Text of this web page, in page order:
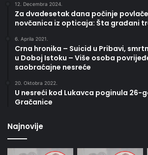
12. Decembra 2024.
Za dvadesetak dana počinje
novčanica iz opticaja: Šta građani
6. Aprila 2021.
Crna hronika – Suicid u Pribavi,
u Doboj Istoku – Više osoba
saobraćajne nesreće
20. Oktobra 2022.
U nesreći kod Lukavca poginula 26-
Gračanice
Najnovije